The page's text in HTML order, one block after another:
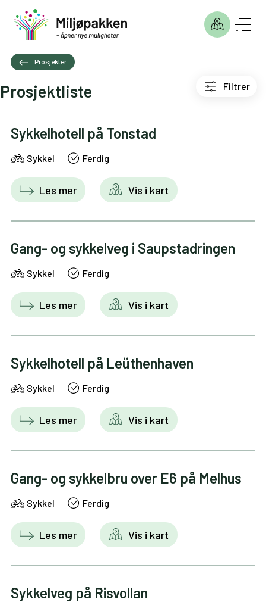
Prosjekter
Prosjektliste Filtrer
Sykkelhotell på Tonstad
Sykkel Ferdig
Les mer Vis i kart
Gang- og sykkelveg i Saupstadringen
Sykkel Ferdig
Les mer Vis i kart
Sykkelhotell på Leüthenhaven
Sykkel Ferdig
Les mer Vis i kart
Gang- og sykkelbru over E6 på Melhus
Sykkel Ferdig
Les mer Vis i kart
Sykkelveg på Risvollan